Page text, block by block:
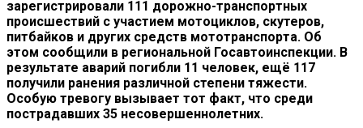
зарегистрировали 111 дорожно-транспортных
происшествий с участием мотоциклов, скутеров,
питбайков и других средств мототранспорта. Об
этом сообщили в региональной Госавтоинспекции. В
результате аварий погибли 11 человек, ещё 117
получили ранения различной степени тяжести.
Особую тревогу вызывает тот факт, что среди
пострадавших 35 несовершеннолетних.